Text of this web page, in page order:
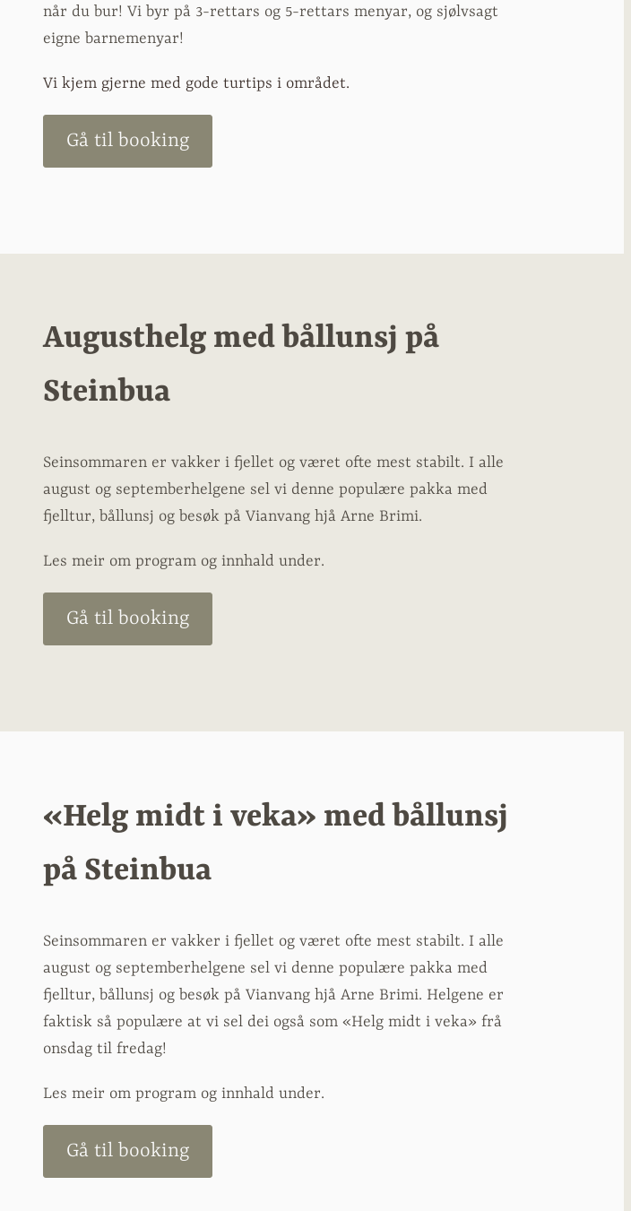
når du bur! Vi byr på 3-rettars og 5-rettars menyar, og sjølvsagt
eigne barnemenyar!
Vi kjem gjerne med gode turtips i området.
Gå til booking
Augusthelg med bållunsj på
Steinbua
Seinsommaren er vakker i fjellet og været ofte mest stabilt. I alle
august og septemberhelgene sel vi denne populære pakka med
fjelltur, bållunsj og besøk på Vianvang hjå Arne Brimi.
Les meir om program og innhald under.
Gå til booking
«Helg midt i veka» med bållunsj
på Steinbua
Seinsommaren er vakker i fjellet og været ofte mest stabilt. I alle
august og septemberhelgene sel vi denne populære pakka med
fjelltur, bållunsj og besøk på Vianvang hjå Arne Brimi. Helgene er
faktisk så populære at vi sel dei også som «Helg midt i veka» frå
onsdag til fredag!
Les meir om program og innhald under.
Gå til booking